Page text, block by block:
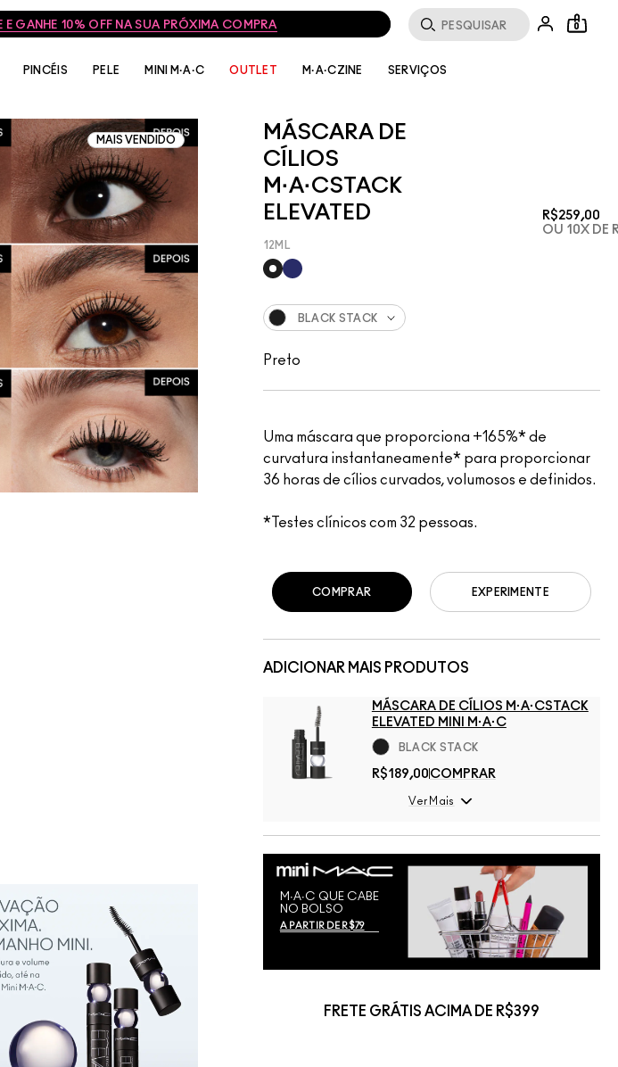
ACIMA DE R$399 0
PINCÉIS PELE MINI M·A·C OUTLET M·A·CZINE SERVIÇOS
MAIS VENDIDO
MÁSCARA DE
CÍLIOS
M·A·CSTACK
ELEVATED
R$259,00
OU 10X DE
12ML
Uma máscara que proporciona +165%* de
curvatura instantaneamente* para proporcionar
36 horas de cílios curvados, volumosos e definidos.
*Testes clínicos com 32 pessoas.
BLACK STACK
Preto
ADICIONAR MAIS PRODUTOS
MÁSCARA DE CÍLIOS M·A·CSTACK
ELEVATED MINI M·A·C
BLACK STACK
R$189,00 COMPRAR
Ver Mais
M∙A∙C QUE CABE
NO BOLSO
A PARTIR DE R$79
EXPERIMENTE
COMPRAR
FRETE GRÁTIS ACIMA DE R$399